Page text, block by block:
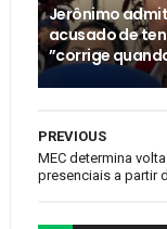
Jerônimo
acusado de
”corrige
PREVIOUS
MEC determina
presenciais a partir